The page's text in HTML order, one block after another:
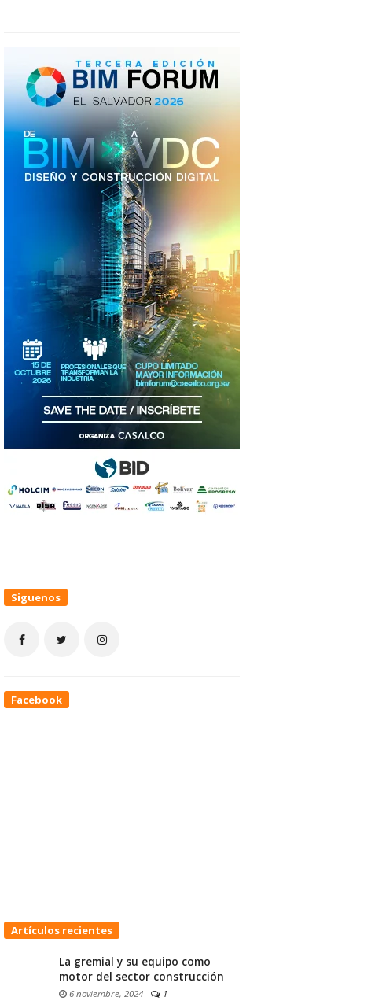
Siguenos
Facebook
Artículos recientes
La gremial y su equipo como
motor del sector construcción
6 noviembre, 2024 - 1